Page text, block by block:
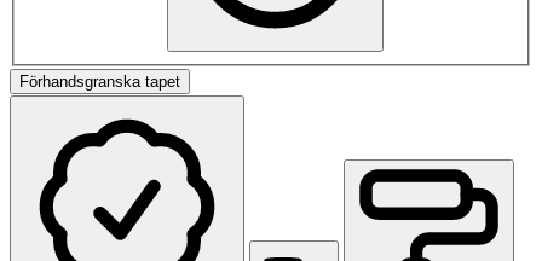
Förhandsgranska tapet